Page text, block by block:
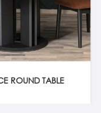
ROUND TABLE